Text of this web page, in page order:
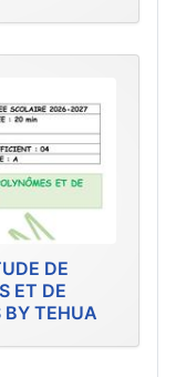
DE
ET DE
BY TEHUA